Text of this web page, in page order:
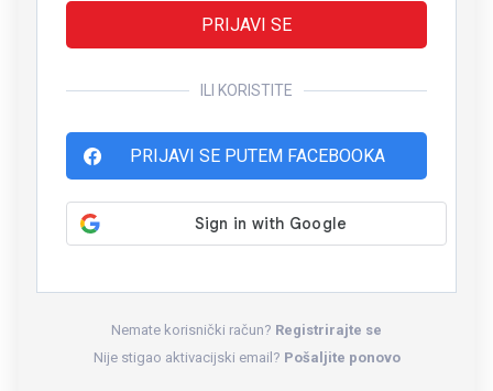
PRIJAVI SE
ILI KORISTITE
PRIJAVI SE PUTEM FACEBOOKA
Nemate korisnički račun? Registrirajte se
Nije stigao aktivacijski email? Pošaljite ponovo